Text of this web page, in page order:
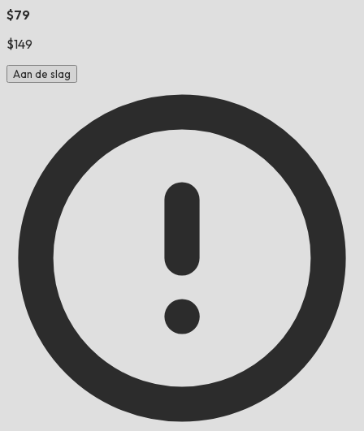
$79
$149
Aan de slag